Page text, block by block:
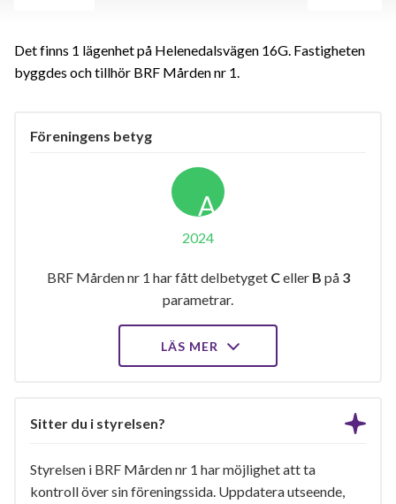
Det finns 1 lägenhet på Helenedalsvägen 16G. Fastigheten
byggdes och tillhör BRF Mården nr 1.
Föreningens betyg
A
2024
BRF Mården nr 1 har fått delbetyget Celler B på 3
parametrar.
LÄS MER
Sitter du i styrelsen?
Styrelsen i BRF Mården nr 1 har möjlighet att ta
kontroll över sin föreningssida. Uppdatera utseende,